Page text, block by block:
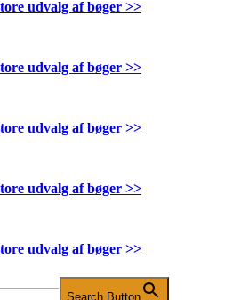
udvalg af bøger >>
udvalg af bøger >>
udvalg af bøger >>
udvalg af bøger >>
udvalg af bøger >>
Search Button